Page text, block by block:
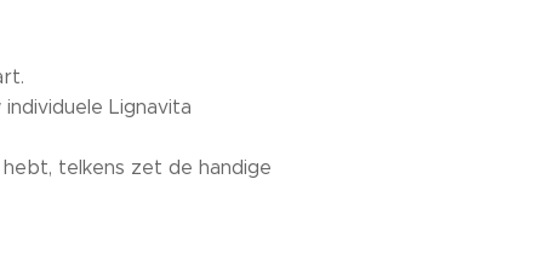
Lignavita
telkens zet de handige